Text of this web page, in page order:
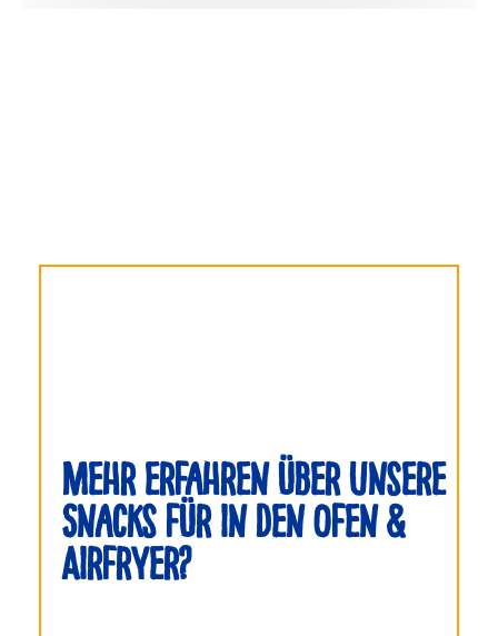
Mehr erfahren über unsere
Snacks für in den Ofen &
Airfryer?